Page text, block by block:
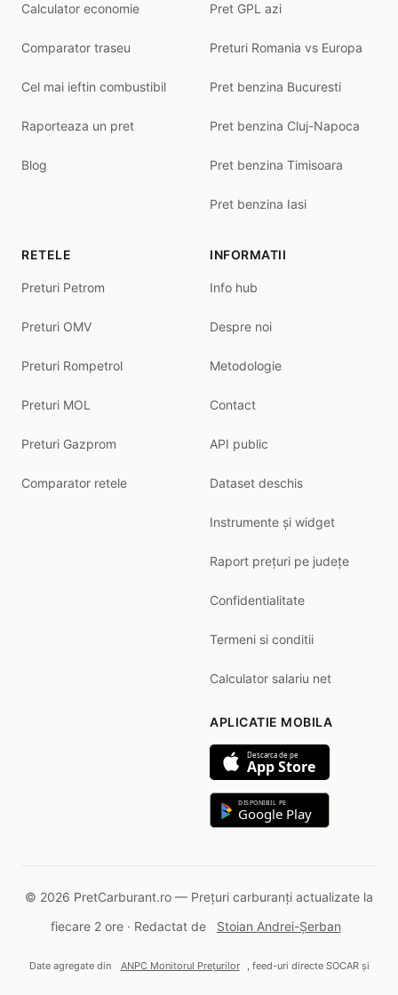
Calculator economie
Comparator traseu
Cel mai ieftin combustibil
Raporteaza un pret
Blog
Pret GPL azi
Preturi Romania vs Europa
Pret benzina Bucuresti
Pret benzina Cluj-Napoca
Pret benzina Timisoara
Pret benzina Iasi
RETELE
Preturi Petrom
Preturi OMV
Preturi Rompetrol
Preturi MOL
Preturi Gazprom
Comparator retele
INFORMATII
Info hub
Despre noi
Metodologie
Contact
API public
Dataset deschis
Instrumente și widget
Raport prețuri pe județe
Confidentialitate
Termeni si conditii
Calculator salariu net
APLICATIE MOBILA
Descarca de pe
App Store
DISPONIBIL PE
Google Play
© 2026 PretCarburant.ro — Prețuri carburanți actualizate la
fiecare 2 ore · Redactat de
Stoian Andrei-Șerban
Date agregate din ANPC Monitorul Prețurilor , feed-uri directe SOCAR și